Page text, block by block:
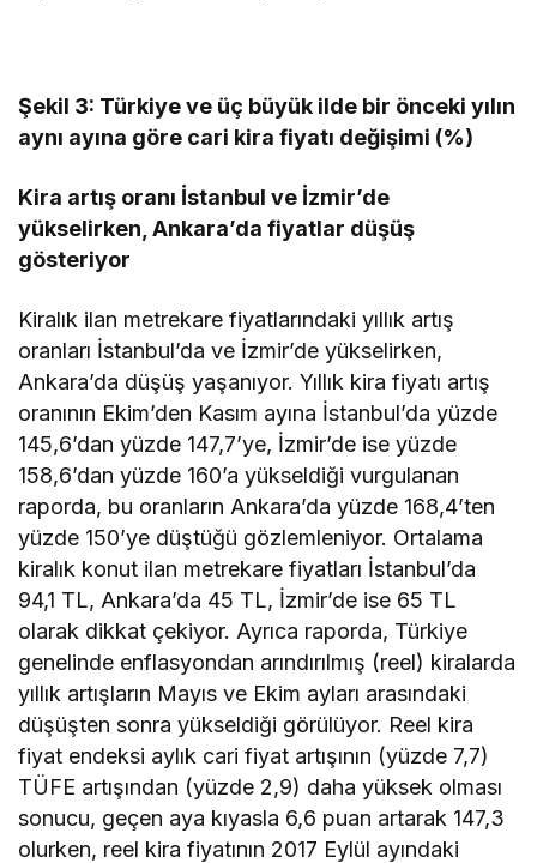
Şekil 3: Türkiye ve üç büyük ilde bir önceki yılın
aynı ayına göre cari kira fiyatı değişimi (%)
Kira artış oranı İstanbul ve İzmir’de
yükselirken, Ankara’da fiyatlar düşüş
gösteriyor
Kiralık ilan metrekare fiyatlarındaki yıllık artış
oranları İstanbul’da ve İzmir’de yükselirken,
Ankara’da düşüş yaşanıyor. Yıllık kira fiyatı artış
oranının Ekim’den Kasım ayına İstanbul’da yüzde
145,6’dan yüzde 147,7’ye, İzmir’de ise yüzde
158,6’dan yüzde 160’a yükseldiği vurgulanan
raporda, bu oranların Ankara’da yüzde 168,4’ten
yüzde 150’ye düştüğü gözlemleniyor. Ortalama
kiralık konut ilan metrekare fiyatları İstanbul’da
94,1 TL, Ankara’da 45 TL, İzmir’de ise 65 TL
olarak dikkat çekiyor. Ayrıca raporda, Türkiye
genelinde enflasyondan arındırılmış (reel) kiralarda
yıllık artışların Mayıs ve Ekim ayları arasındaki
düşüşten sonra yükseldiği görülüyor. Reel kira
fiyat endeksi aylık cari fiyat artışının (yüzde 7,7)
TÜFE artışından (yüzde 2,9) daha yüksek olması
sonucu, geçen aya kıyasla 6,6 puan artarak 147,3
olurken, reel kira fiyatının 2017 Eylül ayındaki